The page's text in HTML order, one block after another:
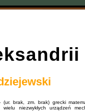
(ur. brak, zm. brak) grecki
wielu niezwykłych urządzeń